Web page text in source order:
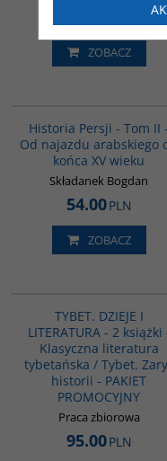
ZOBACZ
Historia Persji - Tom II -
Od najazdu arabskiego
końca XV wieku
Składanek Bogdan
54.00PLN
ZOBACZ
TYBET. DZIEJE I
LITERATURA - 2 książki
Klasyczna literatura
tybetańska / Tybet.
historii - PAKIET
PROMOCYJNY
Praca zbiorowa
95.00PLN